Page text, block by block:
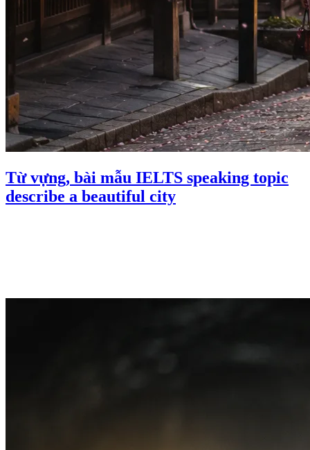
Từ vựng, bài mẫu IELTS speaking topic
describe a beautiful city